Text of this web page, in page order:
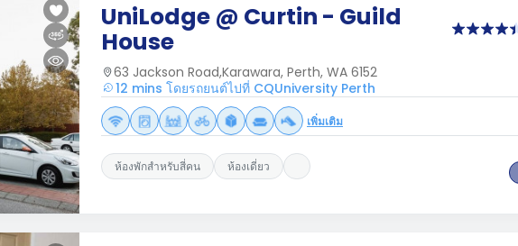
UniLodge @ Curtin - Guild
House
63 Jackson Road,Karawara, Perth, WA 6152
12 mins โดยรถยนต์ไปที่ CQUniversity Perth
เพิ่มเติม
ห้องพักสำหรับสี่คน ห้องเดี่ยว